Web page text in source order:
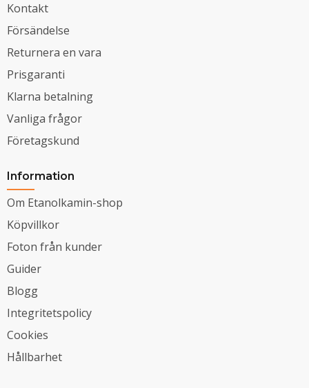
Kontakt
Försändelse
Returnera en vara
Prisgaranti
Klarna betalning
Vanliga frågor
Företagskund
Information
Om Etanolkamin-shop
Köpvillkor
Foton från kunder
Guider
Blogg
Integritetspolicy
Cookies
Hållbarhet